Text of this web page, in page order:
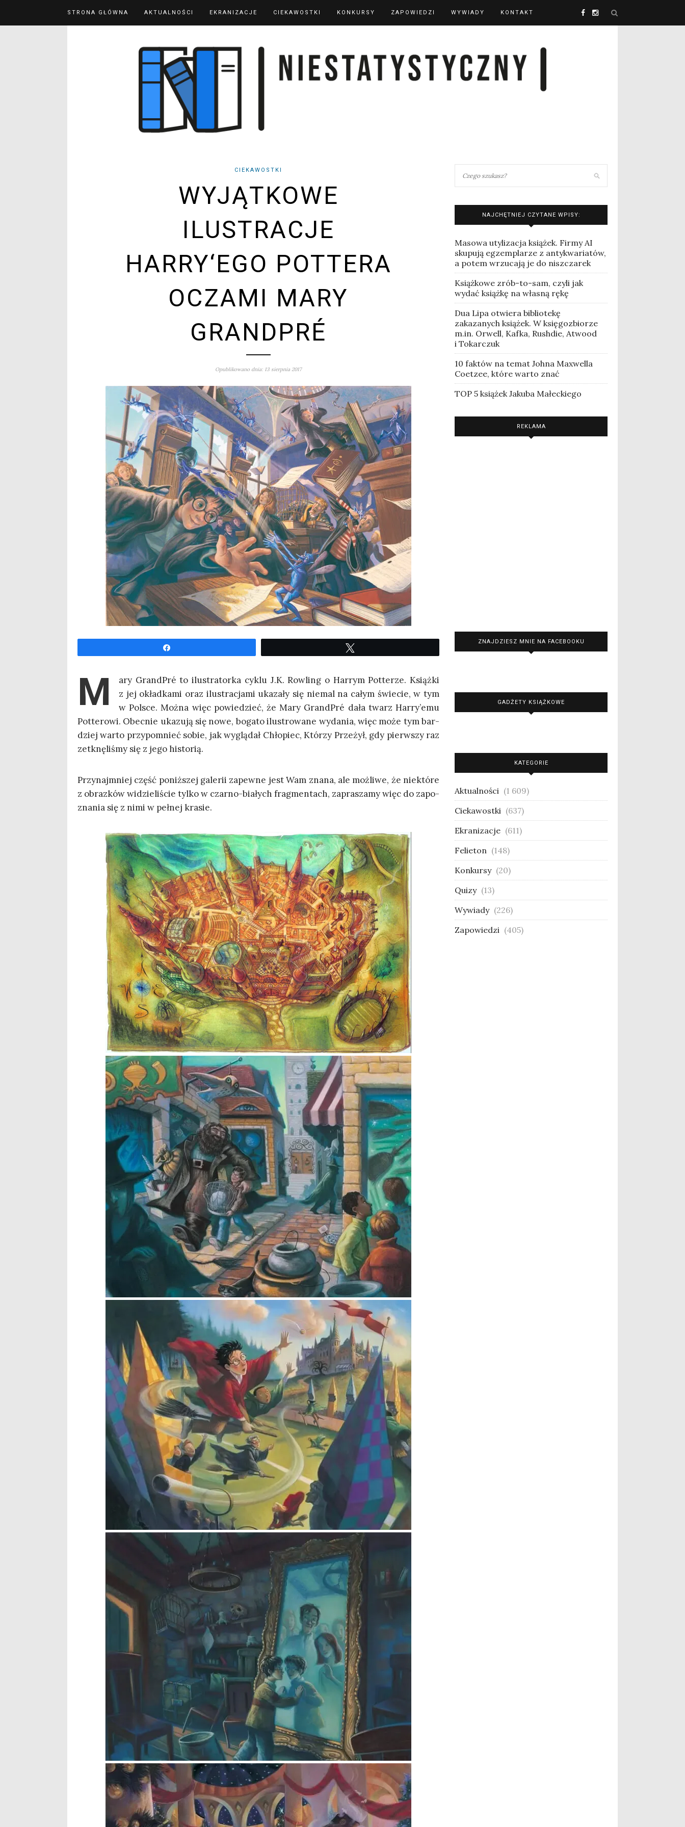
STRONA GŁÓWNA AKTUALNOŚCI EKRANIZACJE CIEKAWOSTKI KONKURSY ZAPOWIEDZI WYWIADY KONTAKT
CIEKAWOSTKI
WYJĄTKOWE
ILUSTRACJE
HARRY‘EGO POTTERA
OCZAMI MARY
GRANDPRÉ
Opublikowano dnia: 13 sierpnia 2017
M
ary Grand­Pré to ilu­stra­tor­ka cyklu J.K. Row­ling o Har­rym Pot­te­rze. Książ­ki
z jej okład­ka­mi oraz ilu­stra­cja­mi uka­za­ły się nie­mal na całym świe­cie, w tym
w Pol­sce. Moż­na więc powie­dzieć, że Mary Grand­Pré dała twarz Harry’emu
Pot­te­ro­wi. Obec­nie uka­zu­ją się nowe, boga­to ilu­stro­wa­ne wyda­nia, więc może tym bar­
dziej war­to przy­po­mnieć sobie, jak wyglą­dał Chło­piec, Któ­rzy Prze­żył, gdy pierw­szy raz
zetknę­li­śmy się z jego historią.
Przy­naj­mniej część poniż­szej gale­rii zapew­ne jest Wam zna­na, ale moż­li­we, że nie­któ­re
z obraz­ków widzie­li­ście tyl­ko w czar­no-bia­łych frag­men­tach, zapra­sza­my więc do zapo­
zna­nia się z nimi w peł­nej krasie.
NAJCHĘTNIEJ CZYTANE WPISY:
Masowa utylizacja książek. Firmy AI
skupują egzemplarze z antykwariatów,
a potem wrzucają je do niszczarek
Książkowe zrób-to-sam, czyli jak
wydać książkę na własną rękę
Dua Lipa otwiera bibliotekę
zakazanych książek. W księgozbiorze
m.in. Orwell, Kafka, Rushdie, Atwood
i Tokarczuk
10 faktów na temat Johna Maxwella
Coetzee, które warto znać
TOP 5 książek Jakuba Małeckiego
REKLAMA
ZNAJDZIESZ MNIE NA FACEBOOKU
GADŻETY KSIĄŻKOWE
KATEGORIE
Aktualności (1 609)
Ciekawostki (637)
Ekranizacje (611)
Felieton (148)
Konkursy (20)
Quizy (13)
Wywiady (226)
Zapowiedzi (405)